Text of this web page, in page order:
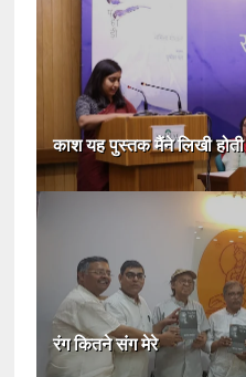
काश यह पुस्तक मैंने लिखी होती
रंग कितने संग मेरे